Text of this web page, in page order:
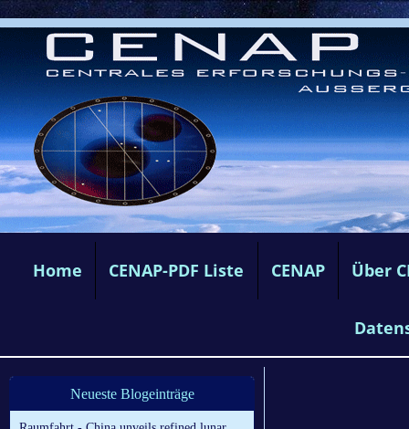
Home CENAP-PDF Liste CENAP Über
Neueste Blogeinträge